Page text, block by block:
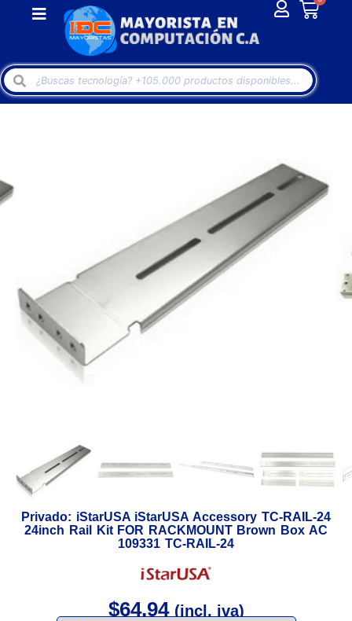
Privado: iStarUSA iStarUSA Accessory TC-RAIL-24
24inch Rail Kit FOR RACKMOUNT Brown Box AC
109331 TC-RAIL-24
$64,94 (incl. iva)